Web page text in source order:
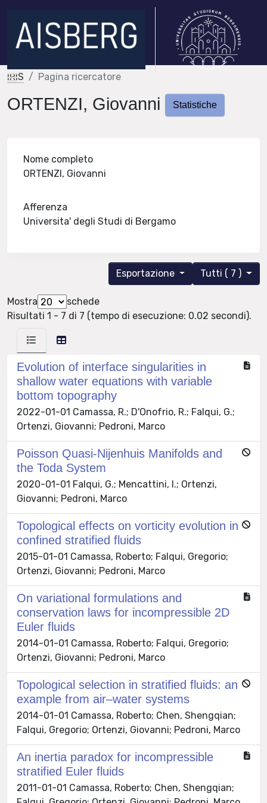
IRIS Pagina ricercatore
ORTENZI, Giovanni Statistiche
Nome completo
ORTENZI, Giovanni
Afferenza
Universita' degli Studi di Bergamo
Tutti ( 7 )
Esportazione
Mostra
schede
Risultati 1 - 7 di 7 (tempo di esecuzione: 0.02 secondi).
Evolution of interface singularities in
shallow water equations with variable
bottom topography
2022-01-01 Camassa, R.; D'Onofrio, R.; Falqui, G.;
Ortenzi, Giovanni; Pedroni, Marco
Poisson Quasi-Nijenhuis Manifolds and
the Toda System
2020-01-01 Falqui, G.; Mencattini, I.; Ortenzi,
Giovanni; Pedroni, Marco
Topological effects on vorticity evolution in
confined stratified fluids
2015-01-01 Camassa, Roberto; Falqui, Gregorio;
Ortenzi, Giovanni; Pedroni, Marco
On variational formulations and
conservation laws for incompressible 2D
Euler fluids
2014-01-01 Camassa, Roberto; Falqui, Gregorio;
Ortenzi, Giovanni; Pedroni, Marco
Topological selection in stratified fluids: an
example from air–water systems
2014-01-01 Camassa, Roberto; Chen, Shengqian;
Falqui, Gregorio; Ortenzi, Giovanni; Pedroni, Marco
An inertia paradox for incompressible
stratified Euler fluids
2011-01-01 Camassa, Roberto; Chen, Shengqian;